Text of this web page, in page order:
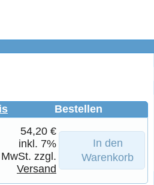
Bestellen
54,20 €
inkl. 7%
MwSt. zzgl.
Versand
In den
Warenkorb